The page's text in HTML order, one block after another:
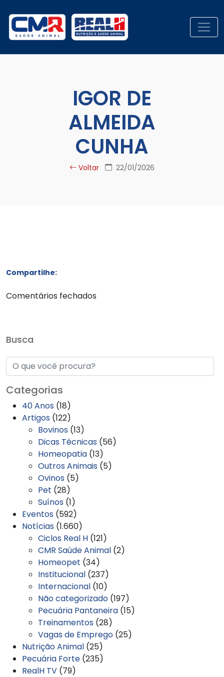
IGOR DE
ALMEIDA
CUNHA
Voltar 22/01/2026
Compartilhe:
Comentários fechados
Busca
Categorias
40 Anos (18)
Artigos (122)
Bovinos (13)
Dicas Técnicas (56)
Homeopatia (13)
Outros Animais (5)
Ovinos (5)
Pet (28)
Suínos (1)
Eventos (592)
Notícias (1.660)
Ciclos Real H (121)
CMR Saúde Animal (2)
Homeopet (34)
Institucional (237)
Internacional (10)
Não categorizado (197)
Pecuária Pantaneira (15)
Treinamentos (28)
Vagas de Emprego (25)
Nutrição Animal (25)
Pecuária Forte (235)
RealH TV (79)